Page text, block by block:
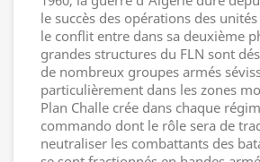
le succès des opérations des
le conflit entre dans sa deuxième
grandes structures du FLN sont
de nombreux groupes armés
particulièrement dans les zones
Plan Challe crée dans chaque
commando dont le rôle sera de
neutraliser les combattants des